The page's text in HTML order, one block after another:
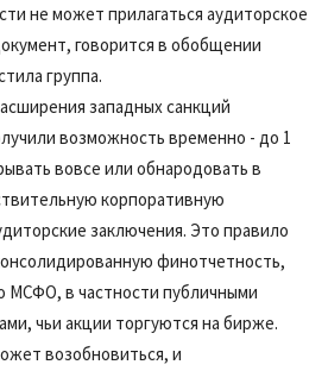
не может прилагаться аудиторское
говорится в обобщении
группа.
западных санкций
возможность временно - до 1
вовсе или обнародовать в
корпоративную
заключения. Это правило
финотчетность,
МСФО, в частности публичными
чьи акции торгуются на бирже.
возобновиться, и